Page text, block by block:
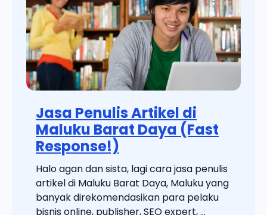
Jasa Penulis Artikel di
Maluku Barat Daya (Fast
Response!)
Halo agan dan sista, lagi cara jasa penulis
artikel di Maluku Barat Daya, Maluku yang
banyak direkomendasikan para pelaku
bisnis online, publisher, SEO expert, ...